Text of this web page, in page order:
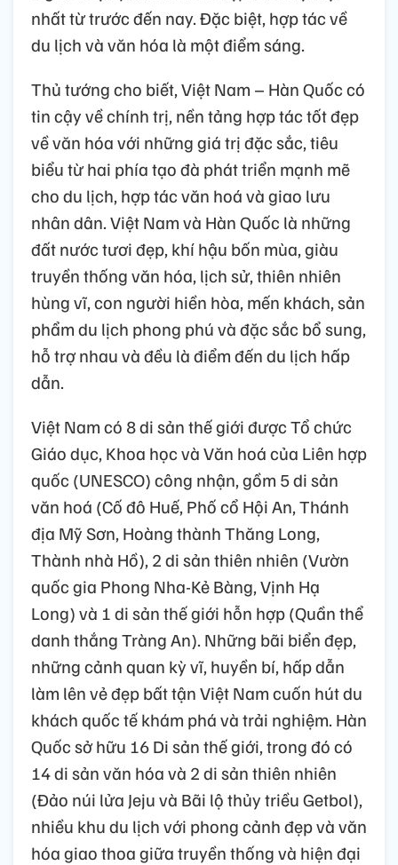
nhất từ trước đến nay. Đặc biệt, hợp tác về
du lịch và văn hóa là một điểm sáng.
Thủ tướng cho biết, Việt Nam – Hàn Quốc có
tin cậy về chính trị, nền tảng hợp tác tốt đẹp
về văn hóa với những giá trị đặc sắc, tiêu
biểu từ hai phía tạo đà phát triển mạnh mẽ
cho du lịch, hợp tác văn hoá và giao lưu
nhân dân. Việt Nam và Hàn Quốc là những
đất nước tươi đẹp, khí hậu bốn mùa, giàu
truyền thống văn hóa, lịch sử, thiên nhiên
hùng vĩ, con người hiền hòa, mến khách, sản
phẩm du lịch phong phú và đặc sắc bổ sung,
hỗ trợ nhau và đều là điểm đến du lịch hấp
dẫn.
Việt Nam có 8 di sản thế giới được Tổ chức
Giáo dục, Khoa học và Văn hoá của Liên hợp
quốc (UNESCO) công nhận, gồm 5 di sản
văn hoá (Cố đô Huế, Phố cổ Hội An, Thánh
địa Mỹ Sơn, Hoàng thành Thăng Long,
Thành nhà Hồ), 2 di sản thiên nhiên (Vườn
quốc gia Phong Nha-Kẻ Bàng, Vịnh Hạ
Long) và 1 di sản thế giới hỗn hợp (Quần thể
danh thắng Tràng An). Những bãi biển đẹp,
những cảnh quan kỳ vĩ, huyền bí, hấp dẫn
làm lên vẻ đẹp bất tận Việt Nam cuốn hút du
khách quốc tế khám phá và trải nghiệm. Hàn
Quốc sở hữu 16 Di sản thế giới, trong đó có
14 di sản văn hóa và 2 di sản thiên nhiên
(Đảo núi lửa Jeju và Bãi lộ thủy triều Getbol),
nhiều khu du lịch với phong cảnh đẹp và văn
hóa giao thoa giữa truyền thống và hiện đại